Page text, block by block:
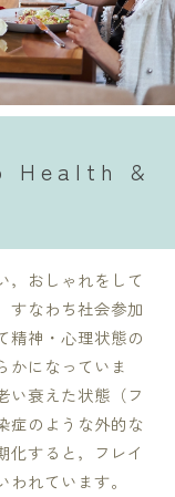
Health &
，おしゃれをして
すなわち社会参加
精神・心理状態の
かになっていま
い衰えた状態（フ
症のような外的な
化すると，フレイ
れています。